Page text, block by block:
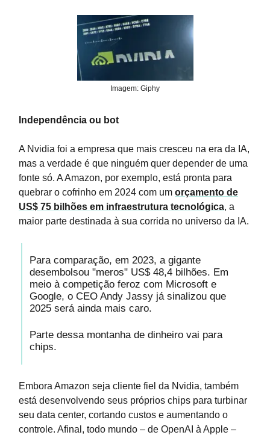
Imagem: Giphy
Independência ou bot
A Nvidia foi a empresa que mais cresceu na era da IA,
mas a verdade é que ninguém quer depender de uma
fonte só. A Amazon, por exemplo, está pronta para
quebrar o cofrinho em 2024 com um orçamento de
US$ 75 bilhões em infraestrutura tecnológica, a
maior parte destinada à sua corrida no universo da IA.
Para comparação, em 2023, a gigante
desembolsou "meros" US$ 48,4 bilhões. Em
meio à competição feroz com Microsoft e
Google, o CEO Andy Jassy já sinalizou que
2025 será ainda mais caro.
Parte dessa montanha de dinheiro vai para
chips.
Embora Amazon seja cliente fiel da Nvidia, também
está desenvolvendo seus próprios chips para turbinar
seu data center, cortando custos e aumentando o
controle. Afinal, todo mundo – de OpenAI à Apple –